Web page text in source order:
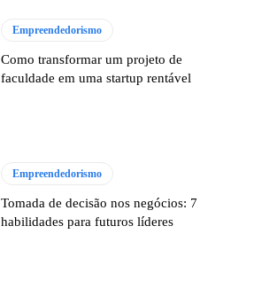
Empreendedorismo
Como transformar um projeto de
faculdade em uma startup rentável
Empreendedorismo
Tomada de decisão nos negócios: 7
habilidades para futuros líderes